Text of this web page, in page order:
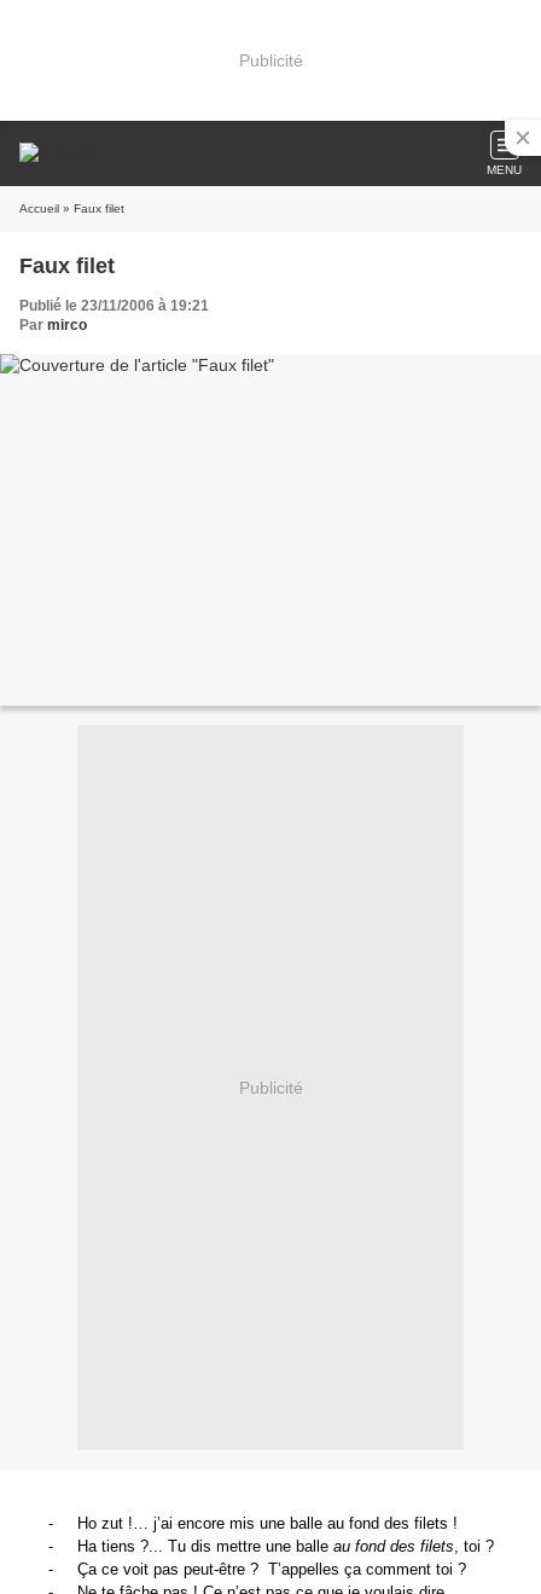
Publicité
MENU
Accueil » Faux filet
Faux filet
Publié le 23/11/2006 à 19:21
Par mirco
Publicité
-
Ho zut !… j’ai encore mis une balle au fond des filets !
-
Ha tiens ?... Tu dis mettre une balle au fond des filets, toi ?
-
Ça ce voit pas peut-être ? T’appelles ça comment toi ?